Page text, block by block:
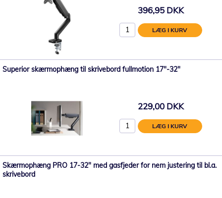
396,95 DKK
LÆG I KURV
Superior skærmophæng til skrivebord fullmotion 17"-32"
229,00 DKK
LÆG I KURV
Skærmophæng PRO 17-32" med gasfjeder for nem justering til bl.a.
skrivebord